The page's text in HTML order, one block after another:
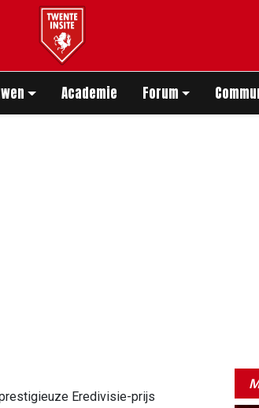
Academie Forum
Eredivisie-prijs